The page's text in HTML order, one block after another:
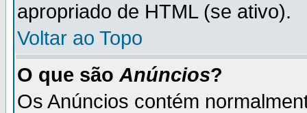
apropriado de HTML (se ativo).
Voltar ao Topo
O que são Anúncios?
Os Anúncios contém